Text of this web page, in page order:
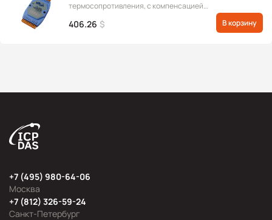
термосопротивления, с компенсацией
подключении, с индикацией, протокол DCON
406.26 $ В корзину
Москва
+7 (495) 980-64-06
Санкт-Петербург
+7 (812) 326-59-24